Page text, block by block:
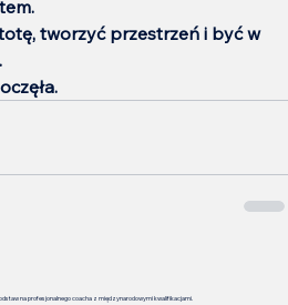
tworzyć przestrzeń i być w
na profesjonalnego coacha z międzynarodowymi kwalifikacjami.